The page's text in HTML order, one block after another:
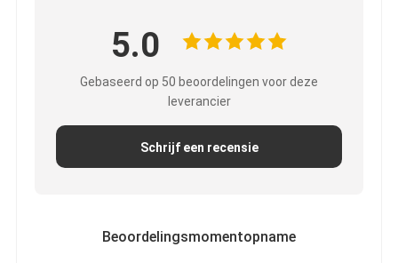
5.0
Gebaseerd op 50 beoordelingen voor deze
leverancier
Schrijf een recensie
Beoordelingsmomentopname